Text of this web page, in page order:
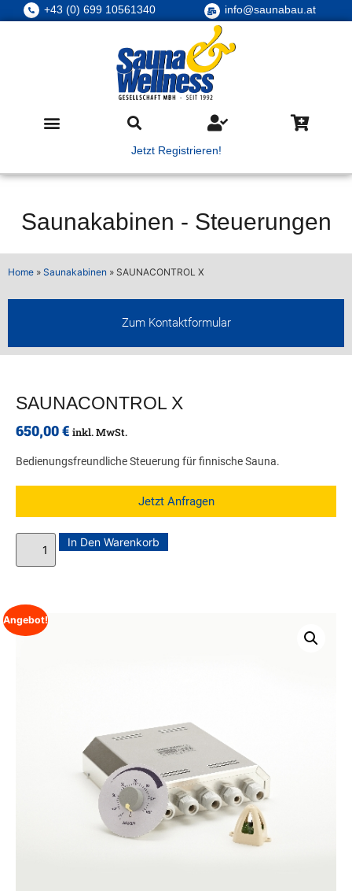
+43 (0) 699 10561340 info@saunabau.at
Jetzt Registrieren!
Saunakabinen - Steuerungen
Home » Saunakabinen » SAUNACONTROL X
Zum Kontaktformular
SAUNACONTROL X
650,00€ inkl. MwSt.
Bedienungsfreundliche Steuerung für finnische Sauna.
Jetzt Anfragen
In Den Warenkorb
Angebot!